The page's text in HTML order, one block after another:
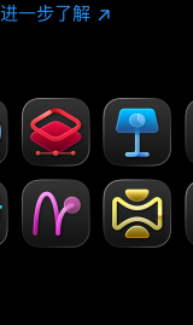
进一步了解 进
了
Creator
(在
口
打
开)